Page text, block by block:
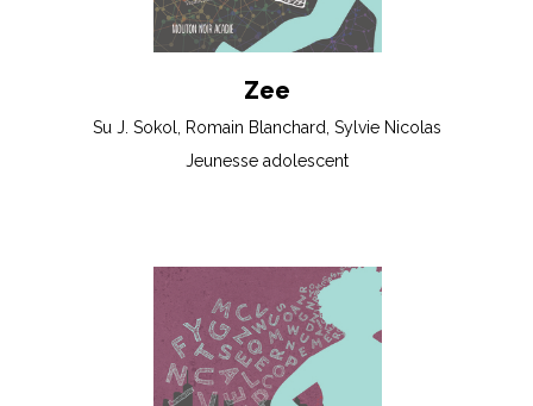
Zee
Su J. Sokol, Romain Blanchard, Sylvie Nicolas
Jeunesse adolescent